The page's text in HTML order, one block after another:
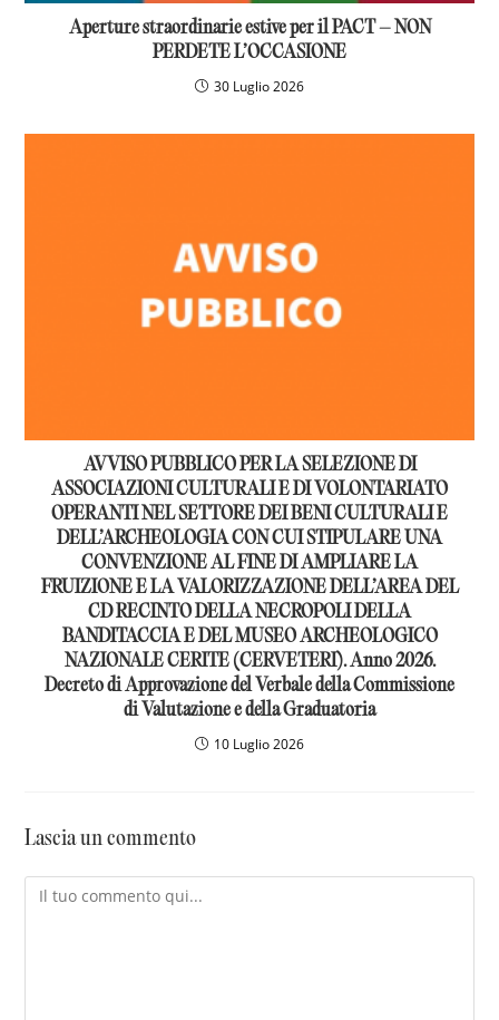
Aperture straordinarie estive per il PACT – NON
PERDETE L’OCCASIONE
30 Luglio 2026
AVVISO PUBBLICO PER LA SELEZIONE DI
ASSOCIAZIONI CULTURALI E DI VOLONTARIATO
OPERANTI NEL SETTORE DEI BENI CULTURALI E
DELL’ARCHEOLOGIA CON CUI STIPULARE UNA
CONVENZIONE AL FINE DI AMPLIARE LA
FRUIZIONE E LA VALORIZZAZIONE DELL’AREA DEL
CD RECINTO DELLA NECROPOLI DELLA
BANDITACCIA E DEL MUSEO ARCHEOLOGICO
NAZIONALE CERITE (CERVETERI). Anno 2026.
Decreto di Approvazione del Verbale della Commissione
di Valutazione e della Graduatoria
10 Luglio 2026
Lascia un commento
Commento